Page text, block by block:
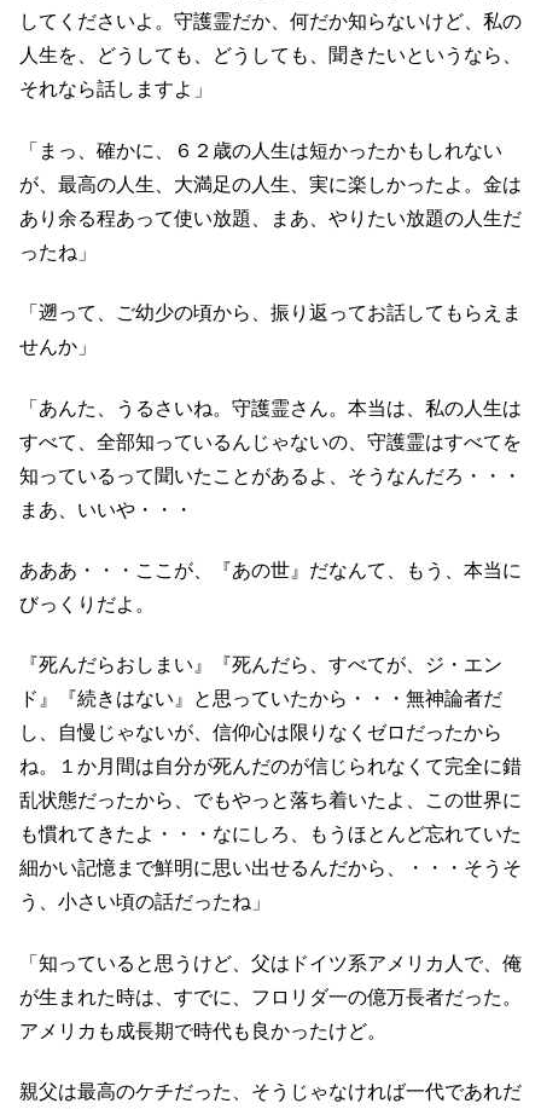
してくださいよ。守護霊だか、何だか知らないけど、私の
人生を、どうしても、どうしても、聞きたいというなら、
それなら話しますよ」
「まっ、確かに、６２歳の人生は短かったかもしれない
が、最高の人生、大満足の人生、実に楽しかったよ。金は
あり余る程あって使い放題、まあ、やりたい放題の人生だ
ったね」
「遡って、ご幼少の頃から、振り返ってお話してもらえま
せんか」
「あんた、うるさいね。守護霊さん。本当は、私の人生は
すべて、全部知っているんじゃないの、守護霊はすべてを
知っているって聞いたことがあるよ、そうなんだろ・・・
まあ、いいや・・・
あああ・・・ここが、『あの世』だなんて、もう、本当に
びっくりだよ。
『死んだらおしまい』『死んだら、すべてが、ジ・エン
ド』『続きはない』と思っていたから・・・無神論者だ
し、自慢じゃないが、信仰心は限りなくゼロだったから
ね。１か月間は自分が死んだのが信じられなくて完全に錯
乱状態だったから、でもやっと落ち着いたよ、この世界に
も慣れてきたよ・・・なにしろ、もうほとんど忘れていた
細かい記憶まで鮮明に思い出せるんだから、・・・そうそ
う、小さい頃の話だったね」
「知っていると思うけど、父はドイツ系アメリカ人で、俺
が生まれた時は、すでに、フロリダ一の億万長者だった。
アメリカも成長期で時代も良かったけど。
親父は最高のケチだった、そうじゃなければ一代であれだ